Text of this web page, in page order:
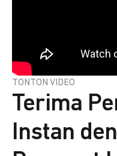
TONTON VIDEO
Terima
Instan